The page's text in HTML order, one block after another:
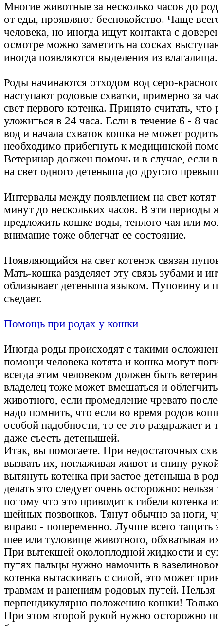
Многие животные за несколько часов до
от еды, проявляют беспокойство. Чаще
человека, но иногда ищут контакта с
осмотре можно заметить на сосках
иногда появляются выделения из влагалища.
Роды начинаются отходом вод серо-
наступают родовые схватки, примерно за
свет первого котенка. Принято считать,
уложиться в 24 часа. Если в течение 6 - 8
вод и начала схваток кошка не может
необходимо прибегнуть к медицинской
Ветеринар должен помочь и в случае, если
на свет одного детеныша до другого
Интервалы между появлением на свет
минут до нескольких часов. В эти периоды
предложить кошке воды, теплого чая или
внимание тоже облегчат ее состояние.
Появляющийся на свет котенок связан
Мать-кошка разделяет эту связь зубами и
облизывает детеныша языком. Пуповину и
съедает.
Помощь при родах у кошки
Иногда роды происходят с такими
помощи человека котята и кошка могут
всегда этим человеком должен быть
владелец тоже может вмешаться и
животного, если промедление чревато
надо помнить, что если во время родов
особой надобности, то ее это раздражает и
даже съесть детенышей.
Итак, вы помогаете. При недостаточных
вызвать их, поглаживая живот и спину
вытянуть котенка при застое детеныша в
делать это следует очень осторожно: нельзя
потому что это приводит к гибели котенка
шейных позвонков. Тянут обычно за ноги,
вправо - попеременно. Лучше всего тащить
шее или туловище животного, обхватывая
При вытекшей околоплодной жидкости и
путях пальцы нужно намочить в
котенка вытаскивать с силой, это может
травмам и ранениям родовых путей. Нельзя
перпендикулярно положению кошки! Только
При этом второй рукой нужно осторожно